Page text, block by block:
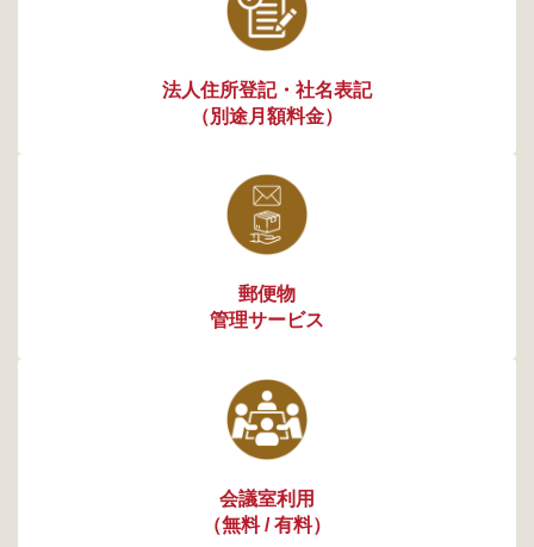
法人住所登記・社名表記
（別途月額料金）
郵便物
管理サービス
会議室利用
（無料 / 有料）